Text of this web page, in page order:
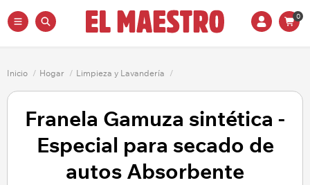
0
Inicio / Hogar / Limpieza y Lavandería /
Franela Gamuza sintética -
Especial para secado de
autos Absorbente